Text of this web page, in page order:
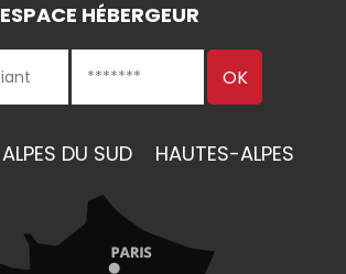
ESPACE HÉBERGEUR
ALPES DU SUD HAUTES-ALPES